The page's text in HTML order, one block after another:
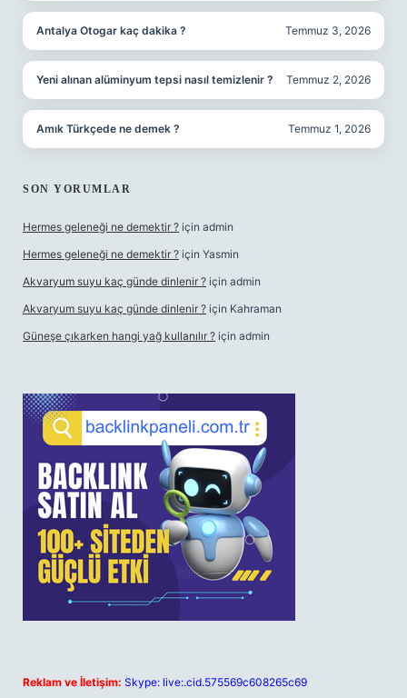
Antalya Otogar kaç dakika ? Temmuz 3, 2026
Yeni alınan alüminyum tepsi nasıl temizlenir ? Temmuz 2, 2026
Amık Türkçede ne demek ? Temmuz 1, 2026
SON YORUMLAR
Hermes geleneği ne demektir ? için admin
Hermes geleneği ne demektir ? için Yasmin
Akvaryum suyu kaç günde dinlenir ? için admin
Akvaryum suyu kaç günde dinlenir ? için Kahraman
Güneşe çıkarken hangi yağ kullanılır ? için admin
Reklam ve İletişim: Skype: live:.cid.575569c608265c69